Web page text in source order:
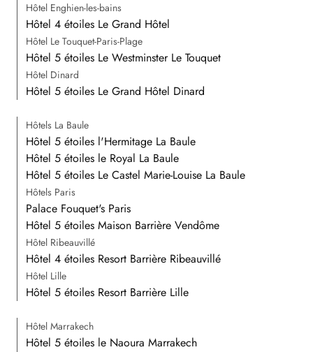
Hôtel Enghien-les-bains
Hôtel 4 étoiles Le Grand Hôtel
Hôtel Le Touquet-Paris-Plage
Hôtel 5 étoiles Le Westminster Le Touquet
Hôtel Dinard
Hôtel 5 étoiles Le Grand Hôtel Dinard
Hôtels La Baule
Hôtel 5 étoiles l'Hermitage La Baule
Hôtel 5 étoiles le Royal La Baule
Hôtel 5 étoiles Le Castel Marie-Louise La Baule
Hôtels Paris
Palace Fouquet's Paris
Hôtel 5 étoiles Maison Barrière Vendôme
Hôtel Ribeauvillé
Hôtel 4 étoiles Resort Barrière Ribeauvillé
Hôtel Lille
Hôtel 5 étoiles Resort Barrière Lille
Hôtel Marrakech
Hôtel 5 étoiles le Naoura Marrakech